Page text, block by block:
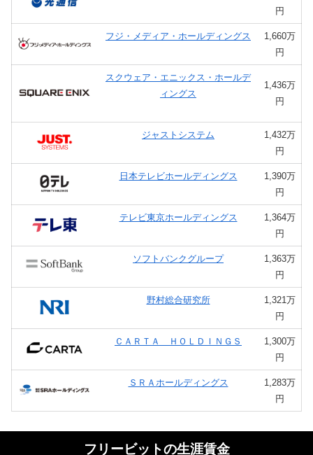
円
フジ・メディア・ホールディングス
1,660万
円
スクウェア・エニックス・ホールデ
ィングス
1,436万
円
ジャストシステム
1,432万
円
日本テレビホールディングス
1,390万
円
テレビ東京ホールディングス
1,364万
円
ソフトバンクグループ
1,363万
円
野村総合研究所
1,321万
円
ＣＡＲＴＡ ＨＯＬＤＩＮＧＳ
1,300万
円
ＳＲＡホールディングス
1,283万
円
フリービットの生涯賃金